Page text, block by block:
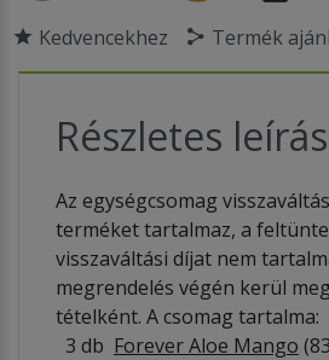
Kedvencekhez Termék
Részletes leírás
Az egységcsomag
terméket tartalmaz, a
visszaváltási díjat nem
megrendelés végén kerül
tételként. A csomag tartalma:
3 db Forever Aloe Mango